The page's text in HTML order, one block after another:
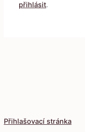
Přihlašovací stránka
přihlásit.